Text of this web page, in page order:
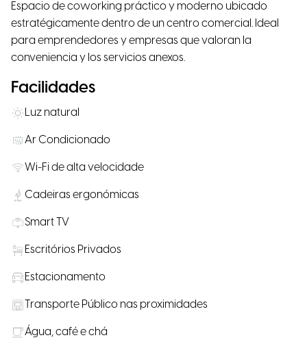
Espacio de coworking práctico y moderno ubicado
estratégicamente dentro de un centro comercial. Ideal
para emprendedores y empresas que valoran la
conveniencia y los servicios anexos.
Facilidades
Luz natural
Ar Condicionado
Wi-Fi de alta velocidade
Cadeiras ergonómicas
Smart TV
Escritórios Privados
Estacionamento
Transporte Público nas proximidades
Água, café e chá